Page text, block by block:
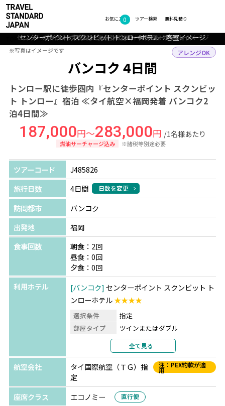
お気に入り
0 無料見積り
ツアー検索
TOP アジア タイ バンコク ツアー詳細
バンコク 4日間
トンロー駅に徒歩圏内『センターポイント スクンビッ
ト トンロー』宿泊 ≪タイ航空×福岡発着 バンコク2
泊4日間≫
アレンジOK
187,000円～283,000円 /1名様あたり
燃油サーチャージ込み ※諸税等別途必要
バンコク：ワット・アルンの仏像
バンコク：所狭しとお店が並ぶナイトマーケット
センターポイント スクンビット トンローホテル
センターポイント スクンビット トンローホテル：客室イメージ
センターポイント スクンビット トンローホテル：プールイメージ
フォトギャラリー
※写真はイメージです
※写真はイメージです
ツアーコード
J485826
旅行日数
4日間 日数を変更
訪問都市
バンコク
出発地
福岡
食事回数
朝食：2回
昼食：0回
夕食：0回
利用ホテル
バンコク センターポイント スクンビット ト
ンローホテル★★★★
選択条件
指定
部屋タイプ
ツインまたはダブル
2名1室利用
部屋カテゴリ
デラックス
全て見る
航空会社
タイ国際航空（ＴＧ）指
定
注：PEX約款が適
用
座席クラス エコノミー 直行便